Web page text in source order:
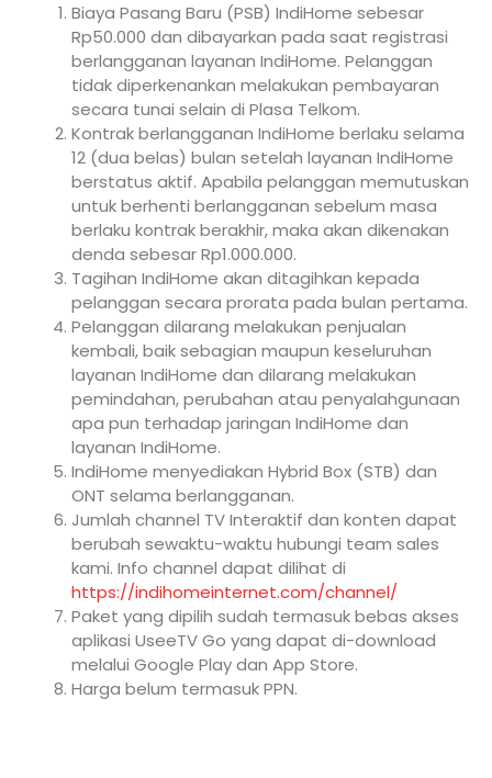
Biaya Pasang Baru (PSB) IndiHome sebesar
Rp50.000 dan dibayarkan pada saat registrasi
berlangganan layanan IndiHome. Pelanggan
tidak diperkenankan melakukan pembayaran
secara tunai selain di Plasa Telkom.
Kontrak berlangganan IndiHome berlaku selama
12 (dua belas) bulan setelah layanan IndiHome
berstatus aktif. Apabila pelanggan memutuskan
untuk berhenti berlangganan sebelum masa
berlaku kontrak berakhir, maka akan dikenakan
denda sebesar Rp1.000.000.
Tagihan IndiHome akan ditagihkan kepada
pelanggan secara prorata pada bulan pertama.
Pelanggan dilarang melakukan penjualan
kembali, baik sebagian maupun keseluruhan
layanan IndiHome dan dilarang melakukan
pemindahan, perubahan atau penyalahgunaan
apa pun terhadap jaringan IndiHome dan
layanan IndiHome.
IndiHome menyediakan Hybrid Box (STB) dan
ONT selama berlangganan.
Jumlah channel TV Interaktif dan konten dapat
berubah sewaktu-waktu hubungi team sales
kami. Info channel dapat dilihat di
https://indihomeinternet.com/channel/
Paket yang dipilih sudah termasuk bebas akses
aplikasi UseeTV Go yang dapat di-download
melalui Google Play dan App Store.
Harga belum termasuk PPN.